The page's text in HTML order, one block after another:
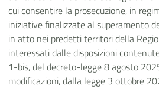
cui consentire la prosecuzione, in
iniziative finalizzate al superamento
in atto nei predetti territori della
interessati dalle disposizioni
1-bis, del decreto-legge 8 agosto
modificazioni, dalla legge 3 ottobre